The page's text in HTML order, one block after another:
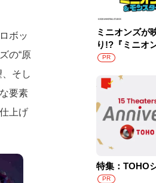
ボッ
の“原
そし
要素
上げ
ミニオンズが
り!?『ミニオ
PR
特集：TOHO
PR